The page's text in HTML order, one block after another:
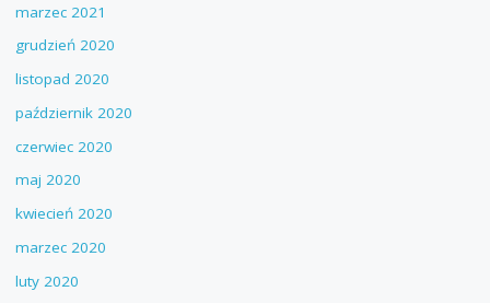
marzec 2021
grudzień 2020
listopad 2020
październik 2020
czerwiec 2020
maj 2020
kwiecień 2020
marzec 2020
luty 2020